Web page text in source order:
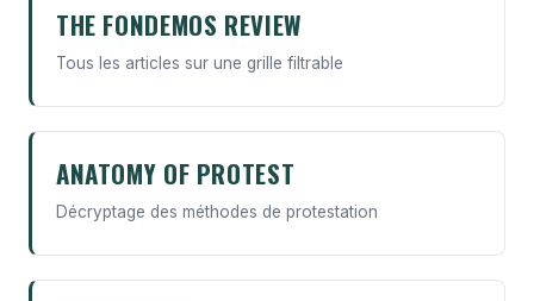
THE FONDEMOS REVIEW
Tous les articles sur une grille filtrable
ANATOMY OF PROTEST
Décryptage des méthodes de protestation